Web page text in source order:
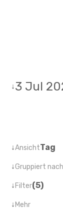
↓3 Jul
↓AnsichtTag
↓Gruppiert nach
↓Filter(5)
↓Mehr